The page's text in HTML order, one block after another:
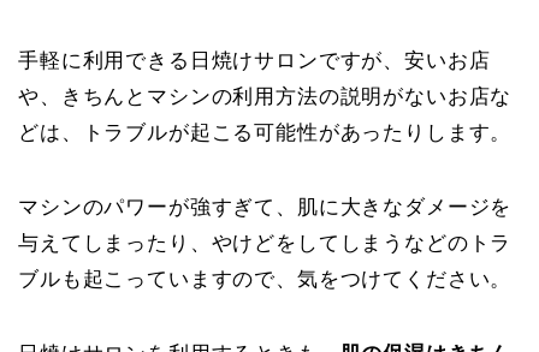
手軽に利用できる日焼けサロンですが、安いお店
や、きちんとマシンの利用方法の説明がないお店な
どは、トラブルが起こる可能性があったりします。
マシンのパワーが強すぎて、肌に大きなダメージを
与えてしまったり、やけどをしてしまうなどのトラ
ブルも起こっていますので、気をつけてください。